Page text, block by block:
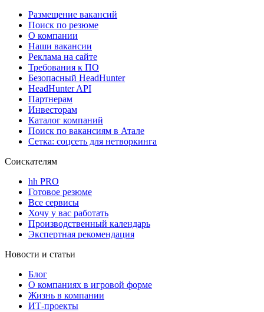
Размещение вакансий
Поиск по резюме
О компании
Наши вакансии
Реклама на сайте
Требования к ПО
Безопасный HeadHunter
HeadHunter API
Партнерам
Инвесторам
Каталог компаний
Поиск по вакансиям в Атале
Сетка: соцсеть для нетворкинга
Соискателям
hh PRO
Готовое резюме
Все сервисы
Хочу у вас работать
Производственный календарь
Экспертная рекомендация
Новости и статьи
Блог
О компаниях в игровой форме
Жизнь в компании
ИТ-проекты